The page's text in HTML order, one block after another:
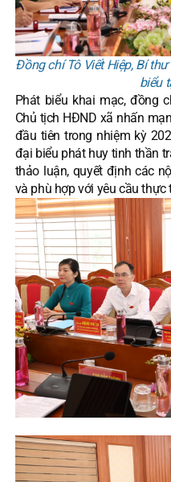
Đồng chí Tô Viết Hiệp, Bí
biểu
Phát biểu khai mạc, đồng
Chủ tịch HĐND xã nhấn
đầu tiên trong nhiệm kỳ
đại biểu phát huy tinh thần
thảo luận, quyết định các
và phù hợp với yêu cầu